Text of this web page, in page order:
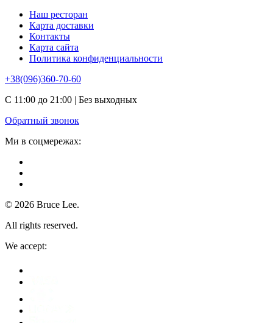
Наш ресторан
Карта доставки
Контакты
Карта сайта
Политика конфиденциальности
+38(096)360-70-60
С 11:00 до 21:00 | Без выходных
Обратный звонок
Ми в соцмережах:
© 2026 Bruce Lee.
All rights reserved.
We accept: